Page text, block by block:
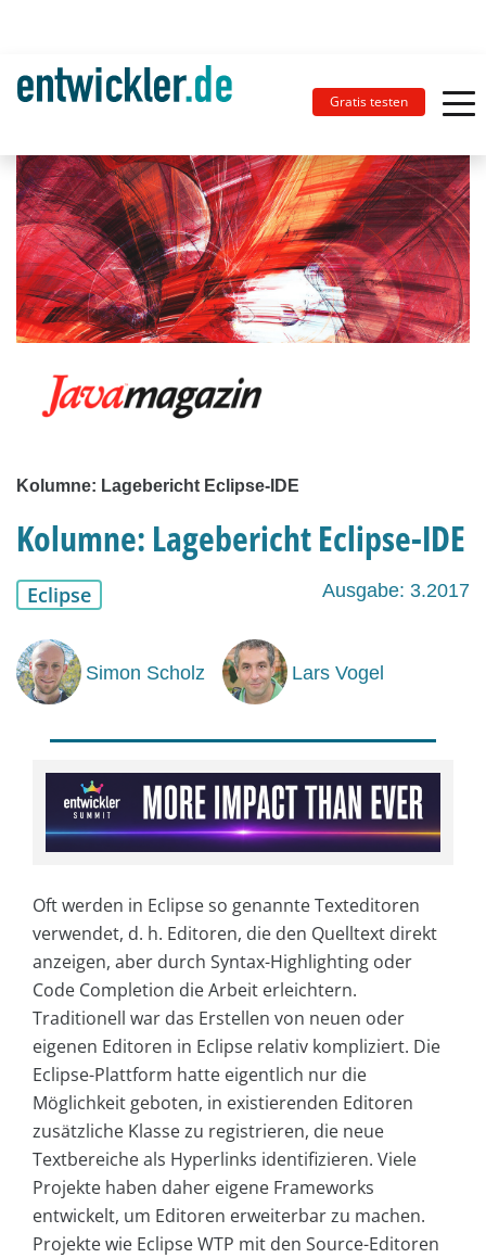
Gratis testen
Kolumne: Lagebericht Eclipse-IDE
Kolumne: Lagebericht Eclipse-IDE
Eclipse Ausgabe: 3.2017
Simon Scholz Lars Vogel
Oft werden in Eclipse so genannte Texteditoren
verwendet, d. h. Editoren, die den Quelltext direkt
anzeigen, aber durch Syntax-Highlighting oder
Code Comple­tion die Arbeit erleichtern.
Traditionell war das Erstellen von neuen oder
eigenen Editoren in Eclipse relativ kompliziert. Die
Eclipse-Plattform hatte eigentlich nur die
Möglichkeit geboten, in existierenden Editoren
zusätzliche Klasse zu registrieren, die neue
Textbereiche als Hyperlinks identifizieren. Viele
Projekte haben daher eigene Frameworks
entwickelt, um Editoren erweiterbar zu machen.
Projekte wie Eclipse WTP mit den Source-Editoren